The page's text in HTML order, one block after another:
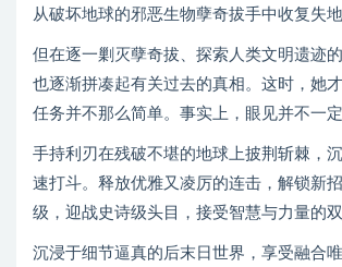
从破坏地球的邪恶生物孽奇拔手中收复失地
但在逐一剿灭孽奇拔、探索人类文明遗迹
也逐渐拼凑起有关过去的真相。这时，她
任务并不那么简单。事实上，眼见并不一
手持利刃在残破不堪的地球上披荆斩棘，
速打斗。释放优雅又凌厉的连击，解锁新
级，迎战史诗级头目，接受智慧与力量的双
沉浸于细节逼真的后末日世界，享受融合